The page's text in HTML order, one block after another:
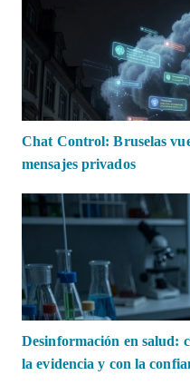
Chat Control: Bruselas
mensajes privados
Desinformación en salud:
la evidencia y con la